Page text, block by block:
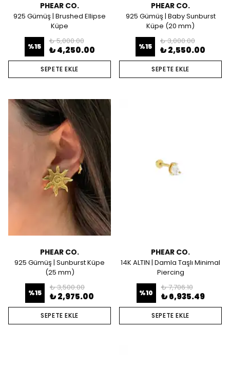
PHEAR CO.
925 Gümüş | Brushed Ellipse
Küpe
%15
₺ 5,000.00
₺ 4,250.00
SEPETE EKLE
PHEAR CO.
925 Gümüş | Baby Sunburst
Küpe (20 mm)
%15
₺ 3,000.00
₺ 2,550.00
SEPETE EKLE
PHEAR CO.
925 Gümüş | Sunburst Küpe
(25 mm)
%15
₺ 3,500.00
₺ 2,975.00
SEPETE EKLE
PHEAR CO.
14K ALTIN | Damla Taşlı Minimal
Piercing
%10
₺ 7,706.10
₺ 6,935.49
SEPETE EKLE